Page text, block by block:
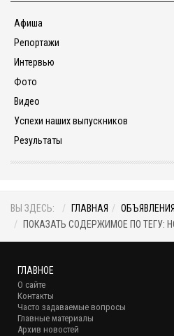
Афиша
Репортажи
Интервью
Фото
Видео
Успехи наших выпускников
Результаты
ВЫ ЗДЕСЬ: ГЛАВНАЯ
ОБЪЯВЛЕНИЯ
ПОКАЗАТЬ СОДЕРЖИМОЕ ПО ТЕГУ:
ГЛАВНОЕ
О сайте
Контакты
Часто задаваемые вопросы
Главные материалы
Архив новостей